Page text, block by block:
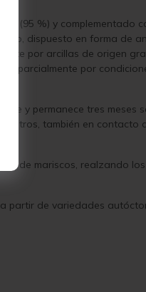
(95 %) y complementado
dispuesto en forma de
por arcillas de origen
parcialmente por
y permanece tres meses
litros, también en contacto
de mariscos, realzando
partir de variedades